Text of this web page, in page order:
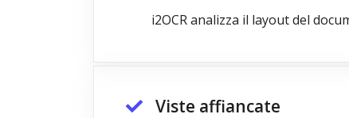
i2OCR analizza il layout del
Viste affiancate